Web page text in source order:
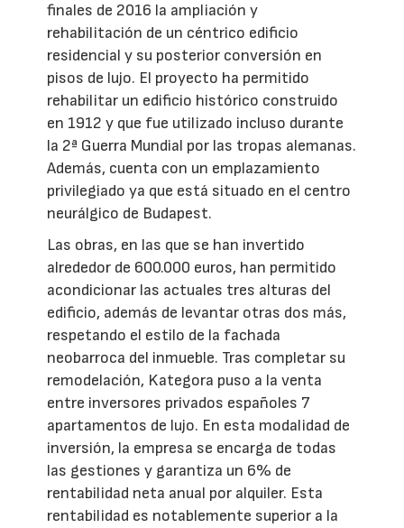
finales de 2016 la ampliación y
rehabilitación de un céntrico edificio
residencial y su posterior conversión en
pisos de lujo. El proyecto ha permitido
rehabilitar un edificio histórico construido
en 1912 y que fue utilizado incluso durante
la 2ª Guerra Mundial por las tropas alemanas.
Además, cuenta con un emplazamiento
privilegiado ya que está situado en el centro
neurálgico de Budapest.
Las obras, en las que se han invertido
alrededor de 600.000 euros, han permitido
acondicionar las actuales tres alturas del
edificio, además de levantar otras dos más,
respetando el estilo de la fachada
neobarroca del inmueble. Tras completar su
remodelación, Kategora puso a la venta
entre inversores privados españoles 7
apartamentos de lujo. En esta modalidad de
inversión, la empresa se encarga de todas
las gestiones y garantiza un 6% de
rentabilidad neta anual por alquiler. Esta
rentabilidad es notablemente superior a la